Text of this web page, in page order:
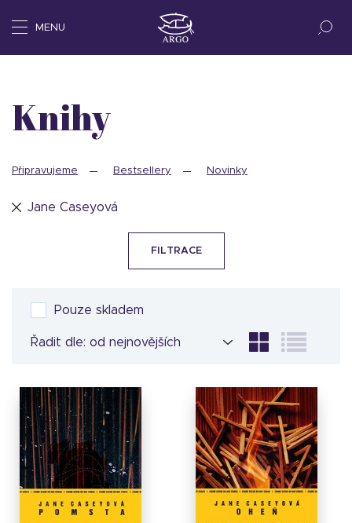
MENU
Knihy
Připravujeme Bestsellery Novinky
Jane Caseyová
FILTRACE
Pouze skladem
Řadit dle: